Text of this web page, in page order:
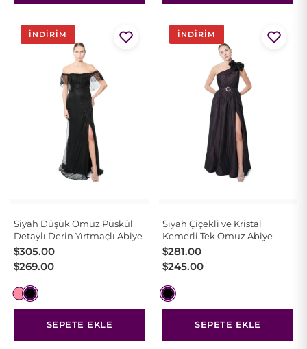
İNDIRIM
Siyah Düşük Omuz Püskül
Detaylı Derin Yırtmaçlı Abiye
$305.00
Orijinal
fiyat:
$269.00
Şu
andaki
$269.00.
SEPETE EKLE
İNDIRIM
Siyah Çiçekli ve Kristal
Kemerli Tek Omuz Abiye
$281.00
Orijinal
fiyat:
$245.00
Şu
andaki
$245.00.
SEPETE EKLE